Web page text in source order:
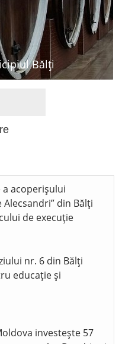
Bălți
acoperișului
din Bălți
de execuție
nr. 6 din Bălți
educație și
investește 57